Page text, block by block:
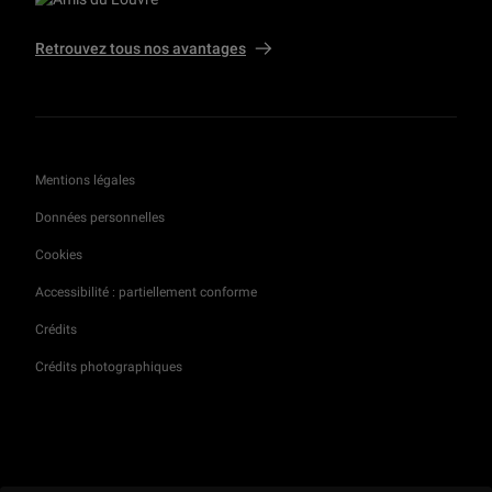
Retrouvez tous nos avantages
Mentions légales
Données personnelles
Cookies
Accessibilité : partiellement conforme
Crédits
Crédits photographiques